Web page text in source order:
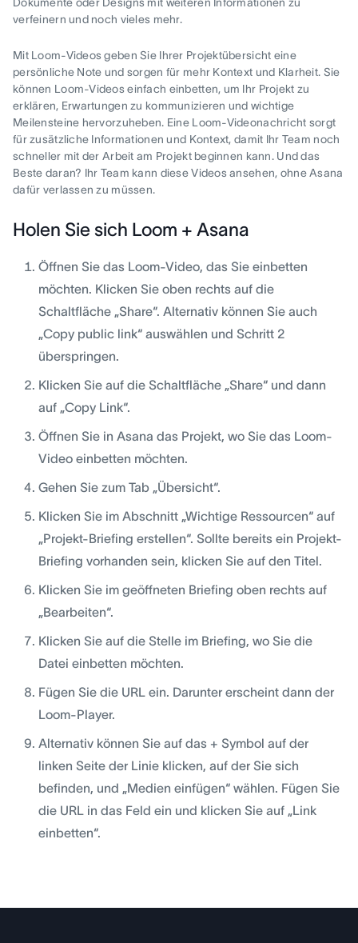
verfeinern und noch vieles mehr.
Mit Loom-Videos geben Sie Ihrer Projektübersicht eine
persönliche Note und sorgen für mehr Kontext und Klarheit. Sie
können Loom-Videos einfach einbetten, um Ihr Projekt zu
erklären, Erwartungen zu kommunizieren und wichtige
Meilensteine hervorzuheben. Eine Loom-Videonachricht sorgt
für zusätzliche Informationen und Kontext, damit Ihr Team noch
schneller mit der Arbeit am Projekt beginnen kann. Und das
Beste daran? Ihr Team kann diese Videos ansehen, ohne Asana
dafür verlassen zu müssen.
Holen Sie sich Loom + Asana
Öffnen Sie das Loom-Video, das Sie einbetten
möchten. Klicken Sie oben rechts auf die
Schaltfläche „Share“. Alternativ können Sie auch
„Copy public link“ auswählen und Schritt 2
überspringen.
Klicken Sie auf die Schaltfläche „Share“ und dann
auf „Copy Link“.
Öffnen Sie in Asana das Projekt, wo Sie das Loom-
Video einbetten möchten.
Gehen Sie zum Tab „Übersicht“.
Klicken Sie im Abschnitt „Wichtige Ressourcen“ auf
„Projekt-Briefing erstellen“. Sollte bereits ein Projekt-
Briefing vorhanden sein, klicken Sie auf den Titel.
Klicken Sie im geöffneten Briefing oben rechts auf
„Bearbeiten“.
Klicken Sie auf die Stelle im Briefing, wo Sie die
Datei einbetten möchten.
Fügen Sie die URL ein. Darunter erscheint dann der
Loom-Player.
Alternativ können Sie auf das + Symbol auf der
linken Seite der Linie klicken, auf der Sie sich
befinden, und „Medien einfügen“ wählen. Fügen Sie
die URL in das Feld ein und klicken Sie auf „Link
einbetten“.